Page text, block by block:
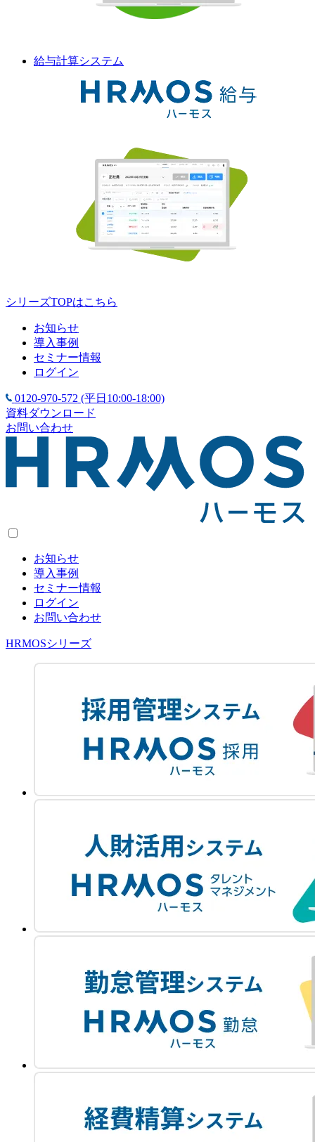
給与計算システム
シリーズTOPはこちら
お知らせ
導入事例
セミナー情報
ログイン
0120-970-572 (平日10:00-18:00)
資料ダウンロード
お問い合わせ
お知らせ
導入事例
セミナー情報
ログイン
お問い合わせ
HRMOSシリーズ